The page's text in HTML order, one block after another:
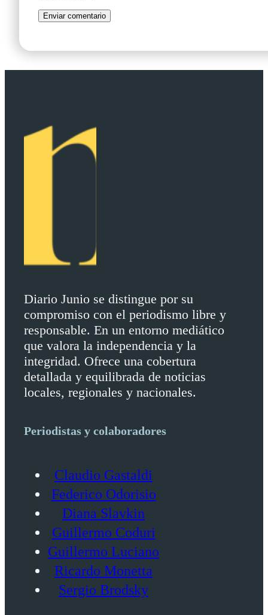
Diario Junio se distingue por su
compromiso con el periodismo libre y
responsable. En un entorno mediático
que valora la independencia y la
integridad. Ofrece una cobertura
detallada y equilibrada de noticias
locales, regionales y nacionales.
Periodistas y colaboradores
Claudio Gastaldi
Federico Odorisio
Diana Slavkin
Guillermo Coduri
Guillermo Luciano
Ricardo Monetta
Sergio Brodsky